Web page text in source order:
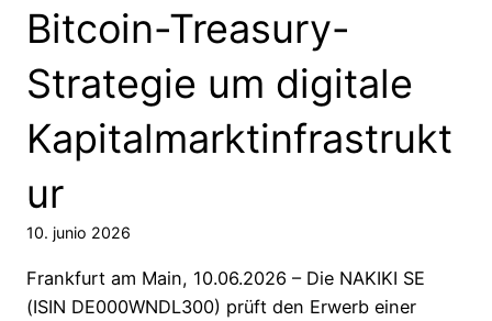
Bitcoin-Treasury-
Strategie um digitale
Kapitalmarktinfrastrukt
ur
10. junio 2026
Frankfurt am Main, 10.06.2026 – Die NAKIKI SE
(ISIN DE000WNDL300) prüft den Erwerb einer